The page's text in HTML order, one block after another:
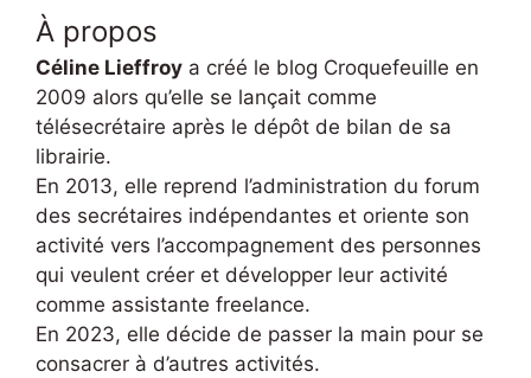
À propos
Céline Lieffroy a créé le blog Croquefeuille en
2009 alors qu’elle se lançait comme
télésecrétaire après le dépôt de bilan de sa
librairie.
En 2013, elle reprend l’administration du forum
des secrétaires indépendantes et oriente son
activité vers l’accompagnement des personnes
qui veulent créer et développer leur activité
comme assistante freelance.
En 2023, elle décide de passer la main pour se
consacrer à d’autres activités.